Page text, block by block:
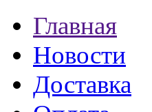
Главная
Новости
Доставка